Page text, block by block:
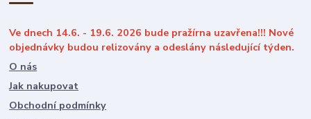
Ve dnech 14.6. - 19.6. 2026 bude pražírna uzavřena!!! Nové
objednávky budou relizovány a odeslány následující týden.
O nás
Jak nakupovat
Obchodní podmínky